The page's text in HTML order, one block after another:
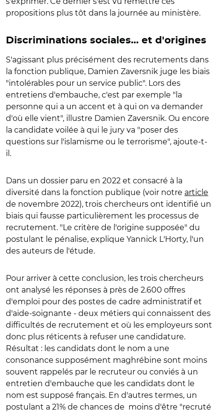
propositions plus tôt dans la journée au ministère.
Discriminations sociales… et d'origines
S'agissant plus précisément des recrutements dans
la fonction publique, Damien Zaversnik juge les biais
"intolérables pour un service public". Lors des
entretiens d'embauche, c'est par exemple "la
personne qui a un accent et à qui on va demander
d'où elle vient", illustre Damien Zaversnik. Ou encore
la candidate voilée à qui le jury va "poser des
questions sur l'islamisme ou le terrorisme", ajoute-t-
il.
Dans un dossier paru en 2022 et consacré à la
diversité dans la fonction publique (voir notre article
de novembre 2022), trois chercheurs ont identifié un
biais qui fausse particulièrement les processus de
recrutement. "Le critère de l'origine supposée" du
postulant le pénalise, explique Yannick L'Horty, l'un
des auteurs de l'étude.
Pour arriver à cette conclusion, les trois chercheurs
ont analysé les réponses à près de 2.600 offres
d'emploi pour des postes de cadre administratif et
d'aide-soignante - deux métiers qui connaissent des
difficultés de recrutement et où les employeurs sont
donc plus réticents à refuser une candidature.
Résultat : les candidats dont le nom a une
consonance supposément maghrébine sont moins
souvent rappelés par le recruteur ou conviés à un
entretien d'embauche que les candidats dont le
nom est supposé français. En d'autres termes, un
postulant a 21% de chances de moins d'être "recruté